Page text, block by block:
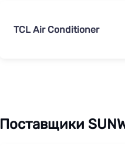
TCL Air Conditioner
Поставщики